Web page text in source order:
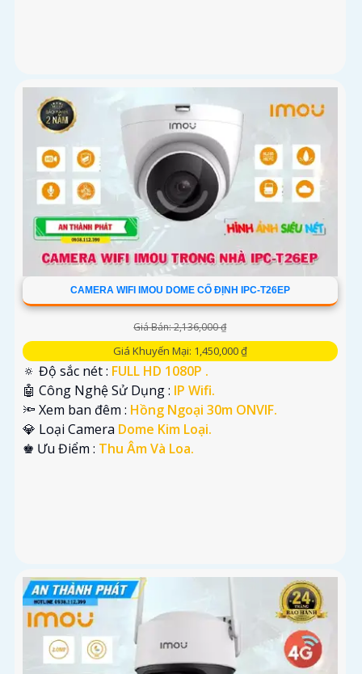
CAMERA WIFI IMOU DOME CỐ ĐỊNH IPC-T26EP
Giá Bán: 2,136,000 ₫
Giá Khuyến Mại: 1,450,000 ₫
🔅 Độ sắc nét : FULL HD 1080P .
🤖️ Công Nghệ Sử Dụng : IP Wifi.
🔦 Xem ban đêm : Hồng Ngoại 30m ONVIF.
💎 Loại Camera Dome Kim Loại.
️♚ Ưu Điểm : Thu Âm Và Loa.